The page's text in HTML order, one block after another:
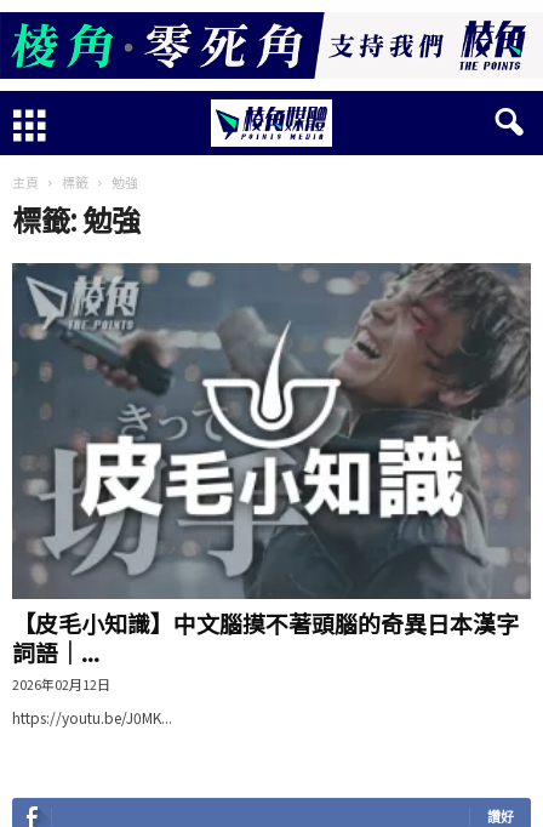
主頁 標籤 勉強
標籤: 勉強
【皮毛小知識】中文腦摸不著頭腦的奇異日本漢字
詞語｜...
2026年02月12日
https://youtu.be/J0MK...
讚好